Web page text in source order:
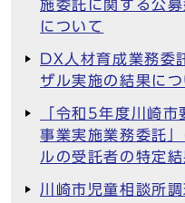
施委託に関する公
について
DX人材育成業務委
ザル実施の結果につ
「令和5年度川崎
事業実施業務委託
ルの受託者の特定
川崎市児童相談所